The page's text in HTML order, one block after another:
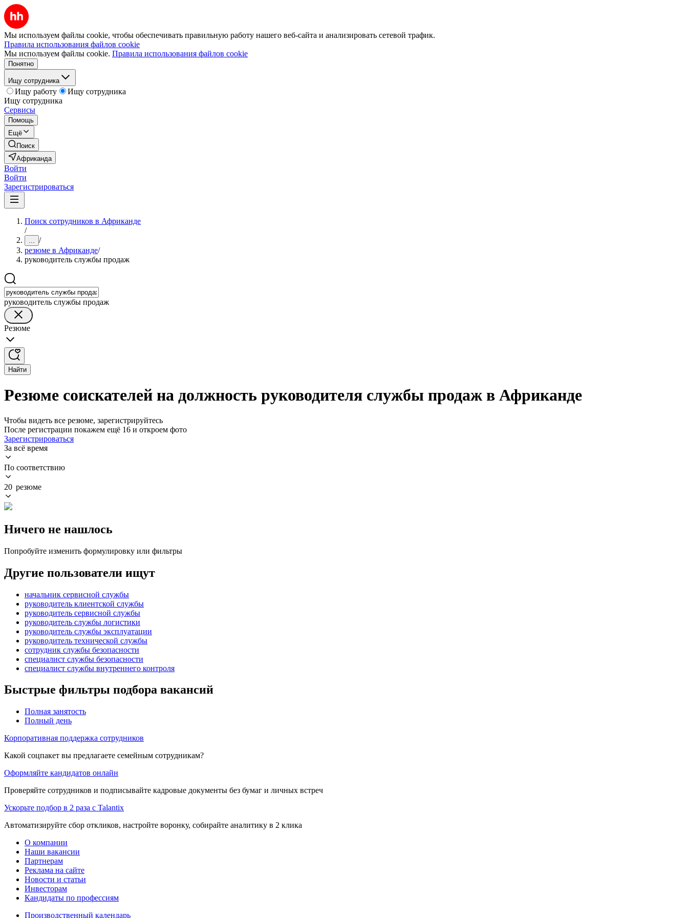
Мы используем файлы cookie, чтобы обеспечивать правильную работу нашего веб-сайта и анализировать сетевой трафик.
Правила использования файлов cookie
Мы используем файлы cookie. Правила использования файлов cookie
Понятно
Ищу сотрудника
Ищу работу
Ищу сотрудника
Ищу сотрудника
Сервисы
Помощь
Ещё
Поиск
Африканда
Войти
Войти
Зарегистрироваться
Поиск сотрудников в Африканде
/
... /
резюме в Африканде/
руководитель службы продаж
руководитель службы продаж
Резюме
Найти
Резюме соискателей на должность руководителя службы продаж в Африканде
Чтобы видеть все резюме, зарегистрируйтесь
После регистрации покажем ещё 16 и откроем фото
Зарегистрироваться
За всё время
По соответствию
20 резюме
Ничего не нашлось
Попробуйте изменить формулировку или фильтры
Другие пользователи ищут
начальник сервисной службы
руководитель клиентской службы
руководитель сервисной службы
руководитель службы логистики
руководитель службы эксплуатации
руководитель технической службы
сотрудник службы безопасности
специалист службы безопасности
специалист службы внутреннего контроля
Быстрые фильтры подбора вакансий
Полная занятость
Полный день
Корпоративная поддержка сотрудников
Какой соцпакет вы предлагаете семейным сотрудникам?
Оформляйте кандидатов онлайн
Проверяйте сотрудников и подписывайте кадровые документы без бумаг и личных встреч
Ускорьте подбор в 2 раза с Talantix
Автоматизируйте сбор откликов, настройте воронку, собирайте аналитику в 2 клика
О компании
Наши вакансии
Партнерам
Реклама на сайте
Новости и статьи
Инвесторам
Кандидаты по профессиям
Производственный календарь